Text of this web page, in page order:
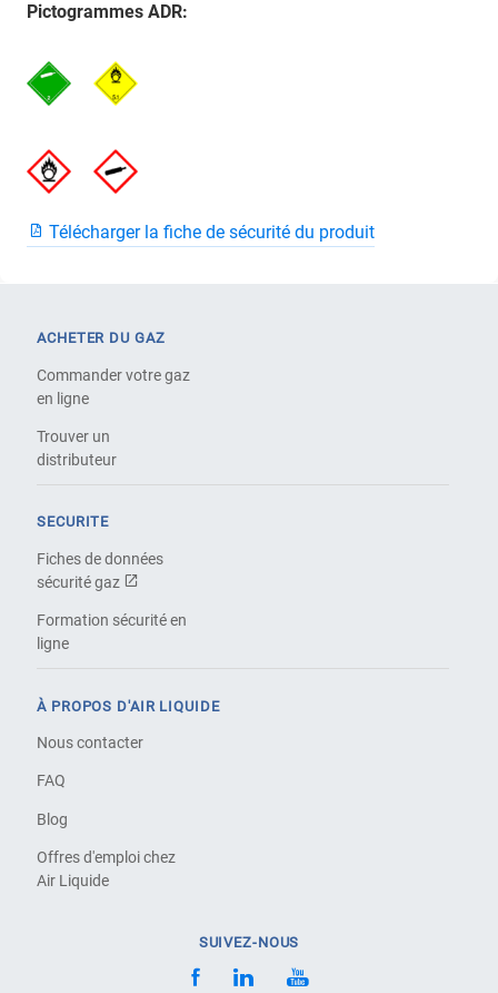
Pictogrammes ADR:
Télécharger la fiche de sécurité du produit
ACHETER DU GAZ
Commander votre gaz
en ligne
Trouver un
distributeur
SECURITE
Fiches de données
sécurité gaz
Formation sécurité en
ligne
À PROPOS D'AIR LIQUIDE
Nous contacter
FAQ
Blog
Offres d'emploi chez
Air Liquide
SUIVEZ-NOUS